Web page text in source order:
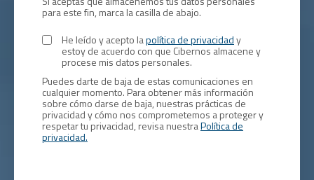
para este fin, marca la casilla de abajo.
He leído y acepto lapolítica de privacidady
estoy de acuerdo con que Cibernos almacene y
procese mis datos personales.
Puedes darte de baja de estas comunicaciones en
cualquier momento. Para obtener más información
sobre cómo darse de baja, nuestras prácticas de
privacidad y cómo nos comprometemos a proteger y
respetar tu privacidad, revisa nuestraPolítica de
privacidad.